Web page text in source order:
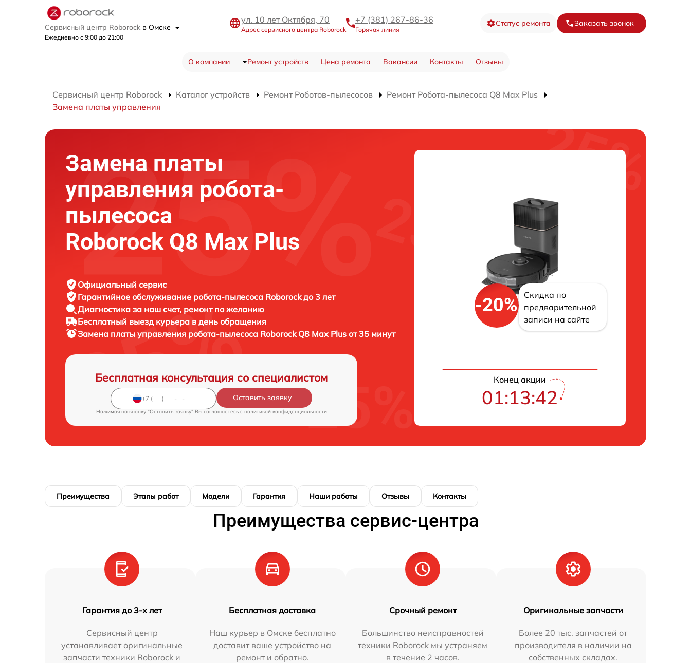
Сервисный центр Roborock в Омске
Ежедневно с 9:00 до 21:00
ул. 10 лет Октября, 70
Адрес сервисного центра Roborock
+7 (381) 267-86-36
Горячая линия
Статус ремонта Заказать звонок
О компании Ремонт устройств Цена ремонта Вакансии Контакты Отзывы
Сервисный центр Roborock Каталог устройств Ремонт Роботов-пылесосов
Ремонт Робота-пылесоса Q8 Max Plus
Замена платы управления
Замена платы
управления робота-
пылесоса
Roborock Q8 Max Plus
Официальный сервис
Гарантийное обслуживание робота-пылесоса Roborock до 3 лет
Диагностика за наш счет, ремонт по желанию
Бесплатный выезд курьера в день обращения
Замена платы управления робота-пылесоса Roborock Q8 Max Plus от 35 минут
Бесплатная консультация со специалистом
Оставить заявку
Нажимая на кнопку "Оставить заявку" Вы соглашаетесь c политикой конфиденциальности
-20%
Скидка по
предварительной
записи на сайте
Конец акции
01:13:41
Преимущества Этапы работ Модели Гарантия Наши работы Отзывы Контакты
Преимущества сервис-центра
Гарантия до 3-х лет
Сервисный центр
устанавливает оригинальные
запчасти техники Roborock и
Бесплатная доставка
Наш курьер в Омске бесплатно
доставит ваше устройство на
ремонт и обратно.
Срочный ремонт
Большинство неисправностей
техники Roborock мы устраняем
в течение 2 часов.
Оригинальные запчасти
Более 20 тыс. запчастей от
производителя в наличии на
собственных складах.